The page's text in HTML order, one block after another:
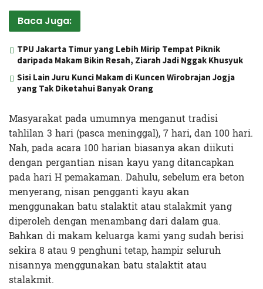
Baca Juga:
TPU Jakarta Timur yang Lebih Mirip Tempat Piknik
daripada Makam Bikin Resah, Ziarah Jadi Nggak Khusyuk
Sisi Lain Juru Kunci Makam di Kuncen Wirobrajan Jogja
yang Tak Diketahui Banyak Orang
Masyarakat pada umumnya menganut tradisi
tahlilan 3 hari (pasca meninggal), 7 hari, dan 100 hari.
Nah, pada acara 100 harian biasanya akan diikuti
dengan pergantian nisan kayu yang ditancapkan
pada hari H pemakaman. Dahulu, sebelum era beton
menyerang, nisan pengganti kayu akan
menggunakan batu stalaktit atau stalakmit yang
diperoleh dengan menambang dari dalam gua.
Bahkan di makam keluarga kami yang sudah berisi
sekira 8 atau 9 penghuni tetap, hampir seluruh
nisannya menggunakan batu stalaktit atau
stalakmit.